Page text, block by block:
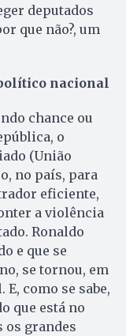
deputados
que não?, um
nacional
chance ou
o
(União
no país, para
eficiente,
a violência
Ronaldo
e que se
se tornou, em
como se sabe,
que está no
os grandes